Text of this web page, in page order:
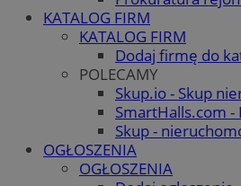
KATALOG FIRM
KATALOG FIRM
Dodaj firmę do
POLECAMY
Skup.io - Skup
SmartHalls.com -
Skup -
OGŁOSZENIA
OGŁOSZENIA